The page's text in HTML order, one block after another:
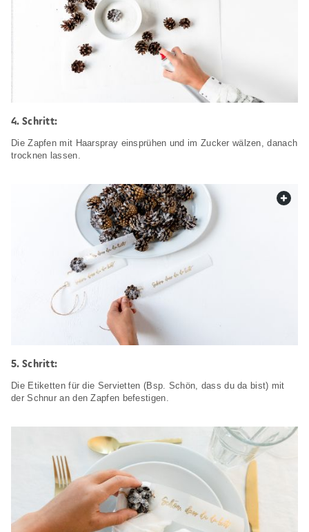
Schritt:
Die Zapfen mit Haarspray einsprühen und im Zucker wälzen, danach
trocknen lassen.
Schritt:
Die Etiketten für die Servietten (Bsp. Schön, dass du da bist) mit
der Schnur an den Zapfen befestigen.